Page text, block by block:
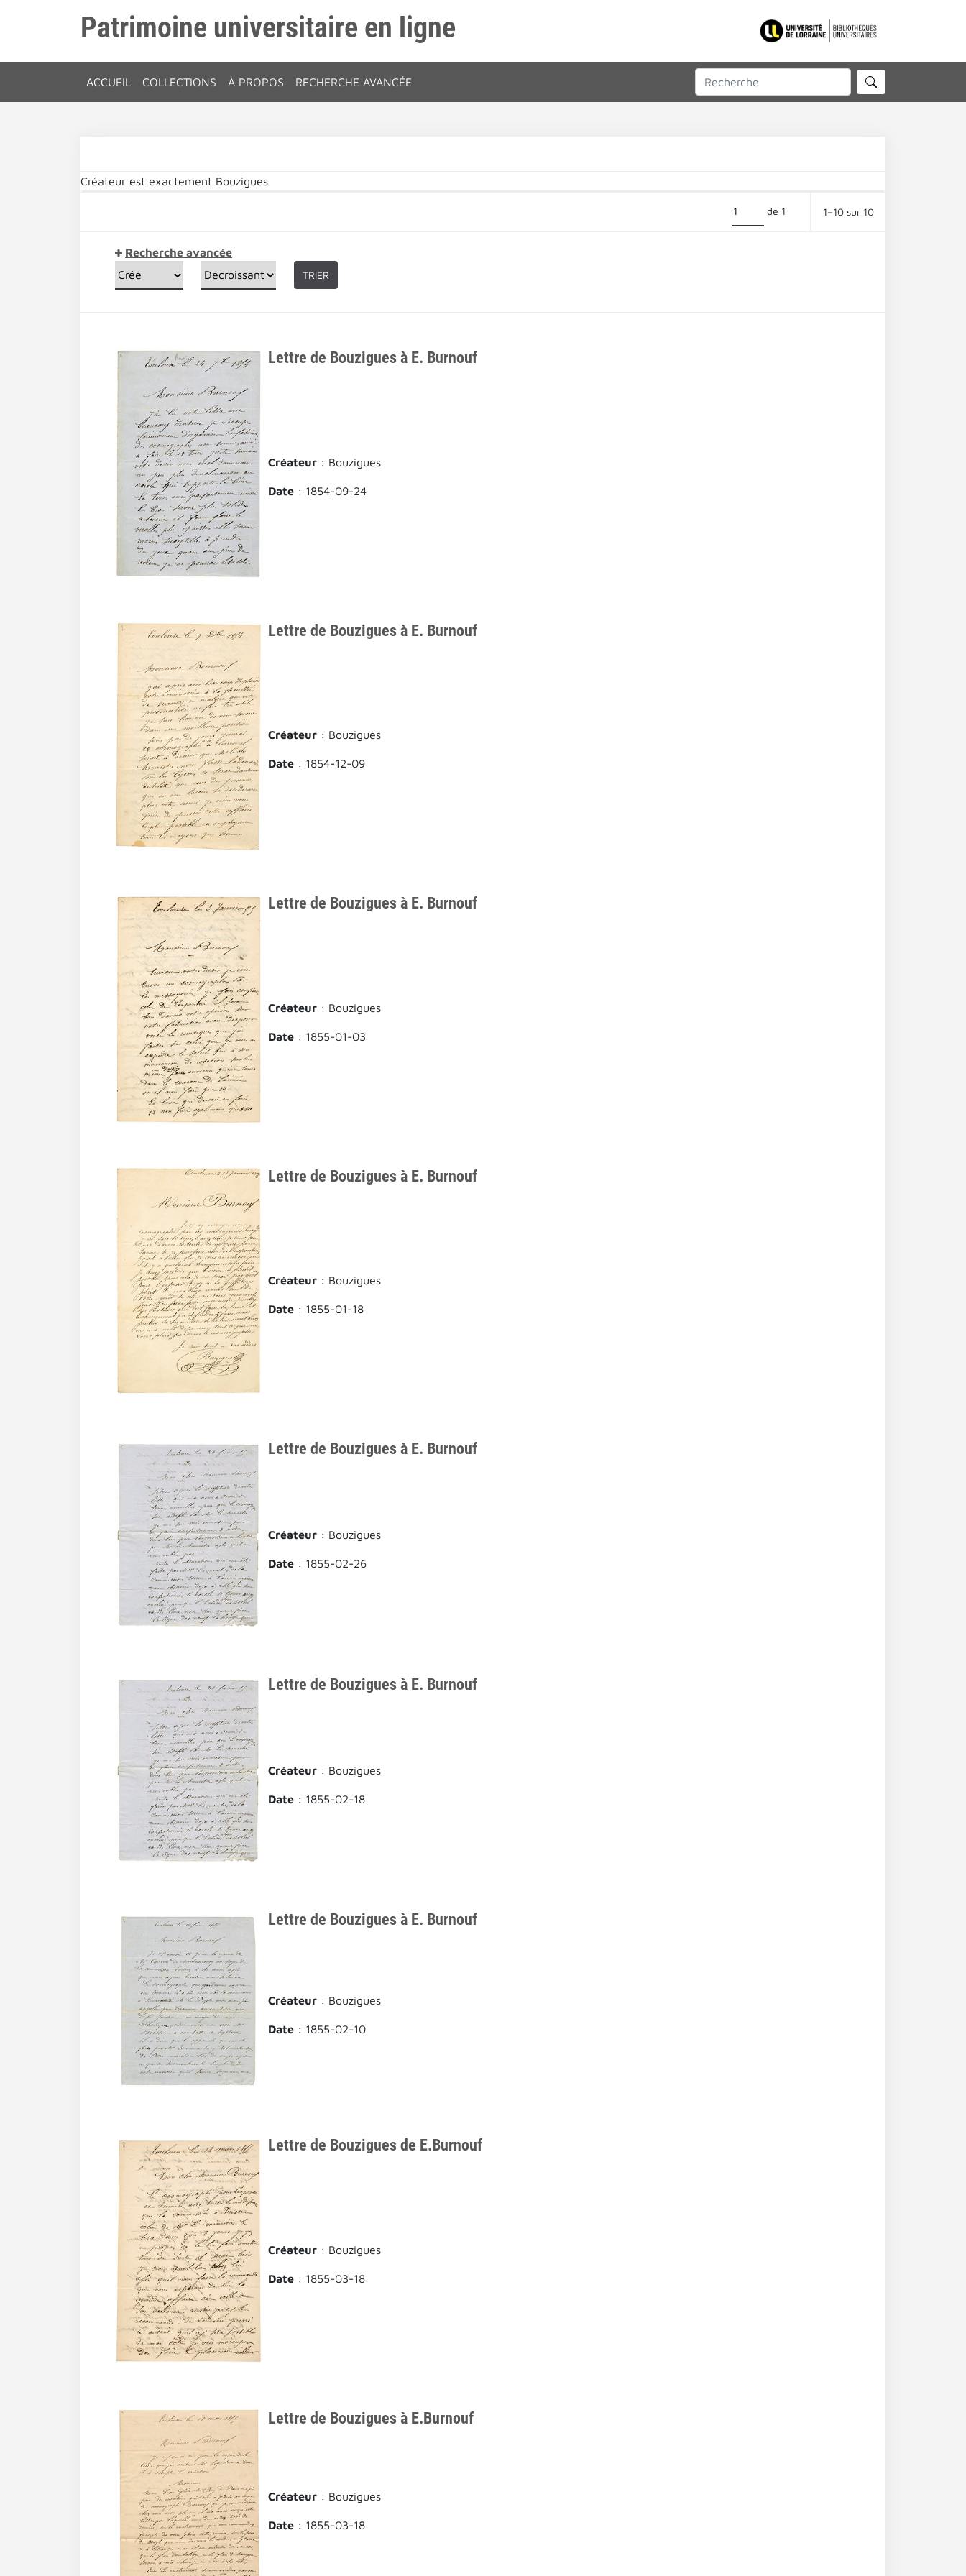
Patrimoine universitaire en ligne
ACCUEIL COLLECTIONS À PROPOS RECHERCHE AVANCÉE
Créateur est exactement Bouzigues
de 1 1–10 sur 10
Recherche avancée
TRIER
Lettre de Bouzigues à E. Burnouf
Créateur: Bouzigues
Date: 1854-09-24
Lettre de Bouzigues à E. Burnouf
Créateur: Bouzigues
Date: 1854-12-09
Lettre de Bouzigues à E. Burnouf
Créateur: Bouzigues
Date: 1855-01-03
Lettre de Bouzigues à E. Burnouf
Créateur: Bouzigues
Date: 1855-01-18
Lettre de Bouzigues à E. Burnouf
Créateur: Bouzigues
Date: 1855-02-26
Lettre de Bouzigues à E. Burnouf
Créateur: Bouzigues
Date: 1855-02-18
Lettre de Bouzigues à E. Burnouf
Créateur: Bouzigues
Date: 1855-02-10
Lettre de Bouzigues de E.Burnouf
Créateur: Bouzigues
Date: 1855-03-18
Lettre de Bouzigues à E.Burnouf
Créateur: Bouzigues
Date: 1855-03-18